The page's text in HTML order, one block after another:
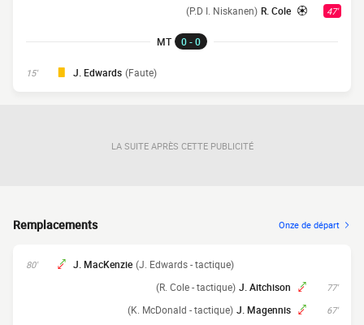
47'
R. Cole
(P.D I. Niskanen)
MT 0 - 0
15' J. Edwards (Faute)
LA SUITE APRÈS CETTE PUBLICITÉ
Remplacements Onze de départ
80' J. MacKenzie (J. Edwards - tactique)
77'
J. Aitchison
(R. Cole - tactique)
67'
J. Magennis
(K. McDonald - tactique)